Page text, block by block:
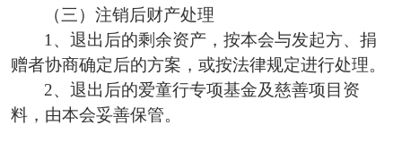
（三 ）注销后财产处理
1 、 退出后的剩余资产，按本会与发起方、 捐
赠者协商确定后的方案 ， 或按法律规定进行处理。
2、 退出 后的爱童行专项基金及慈善项目 资
料，由本会妥善保管。